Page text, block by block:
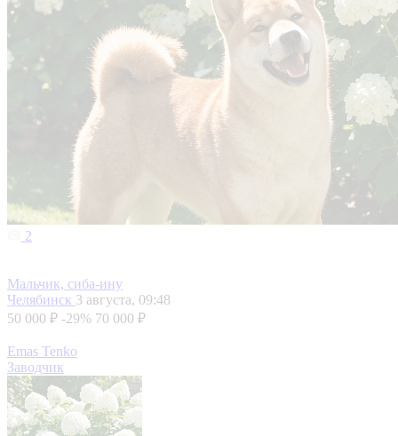
2
Мальчик, сиба-ину
Челябинск 3 августа, 09:48
50 000 ₽ -29% 70 000 ₽
Emas Tenko
Заводчик